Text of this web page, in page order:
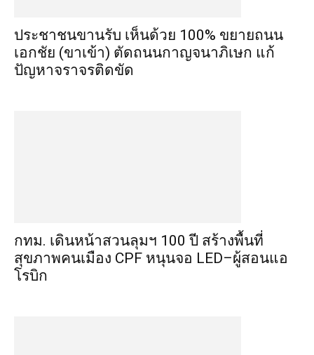
ประชาชนขานรับ เห็นด้วย 100% ขยายถนน
เอกชัย (ขาเข้า) ตัดถนนกาญจนาภิเษก แก้
ปัญหาจราจรติดขัด
กทม. เดินหน้าสวนลุมฯ 100 ปี สร้างพื้นที่
สุขภาพคนเมือง CPF หนุนจอ LED–ผู้สอนแอ
โรบิก